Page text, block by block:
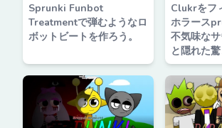
Sprunki Funbot
Treatmentで弾むようなロ
ボットビートを作ろう。
Clukrをフ
ホラース
不気味な
と隠れた驚